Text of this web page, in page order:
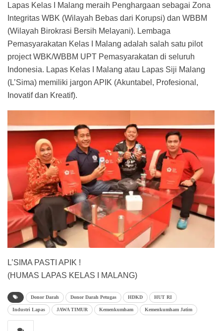
Lapas Kelas I Malang meraih Penghargaan sebagai Zona
Integritas WBK (Wilayah Bebas dari Korupsi) dan WBBM
(Wilayah Birokrasi Bersih Melayani). Lembaga
Pemasyarakatan Kelas I Malang adalah salah satu pilot
project WBK/WBBM UPT Pemasyarakatan di seluruh
Indonesia. Lapas Kelas I Malang atau Lapas Siji Malang
(L’Sima) memiliki jargon APIK (Akuntabel, Profesional,
Inovatif dan Kreatif).
L’SIMA PASTI APIK !
(HUMAS LAPAS KELAS I MALANG)
Donor Darah Donor Darah Petugas HDKD HUT RI
Industri Lapas JAWA TIMUR Kemenkumham Kemenkumham Jatim